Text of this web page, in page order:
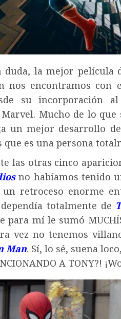
duda, la mejor película
nos encontramos con
su incorporación
Mucho de lo que
un mejor desarrollo
que es una persona
las otras cinco
no habíamos tenido
un retroceso enorme
totalmente de
para mí le sumó
vez no tenemos
Man. Sí, lo sé, suena
A TONY?!